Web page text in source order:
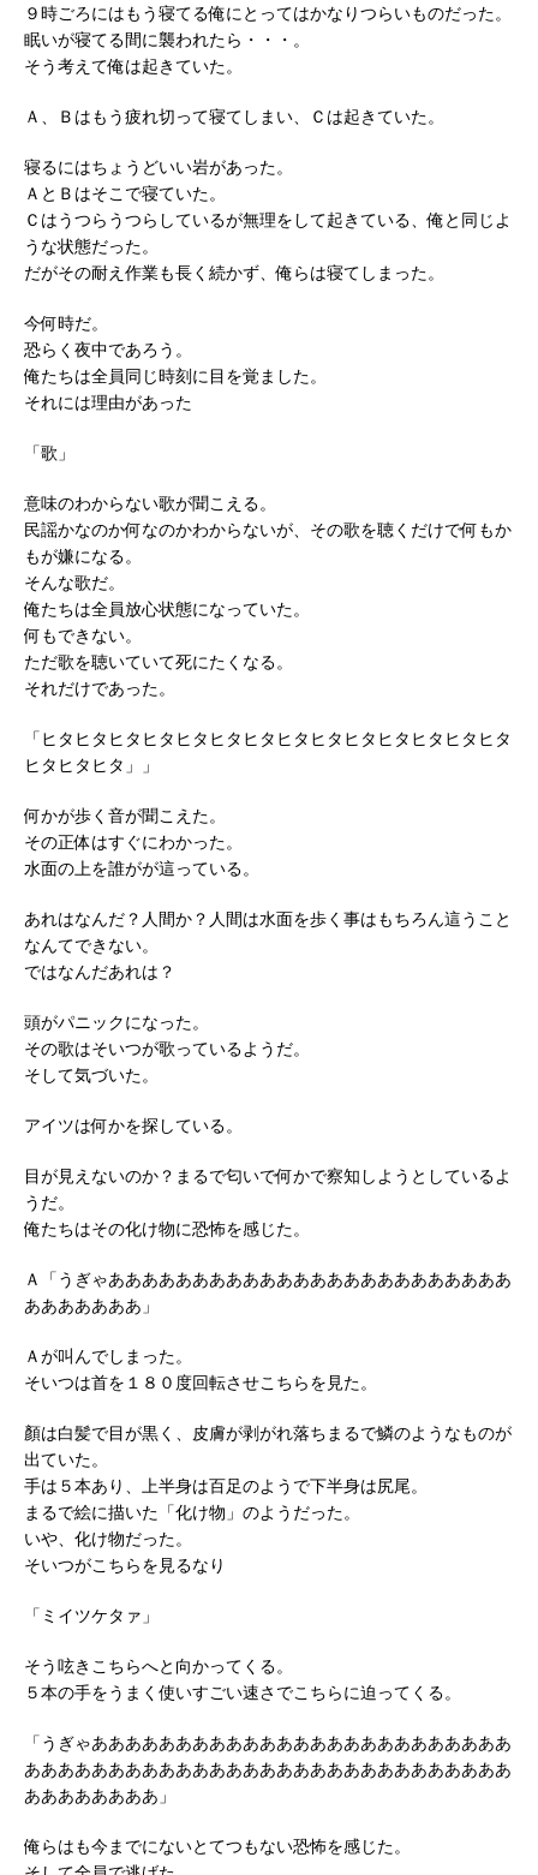
９時ごろにはもう寝てる俺にとってはかなりつらいものだった。
眠いが寝てる間に襲われたら・・・。
そう考えて俺は起きていた。
Ａ、Ｂはもう疲れ切って寝てしまい、Ｃは起きていた。
寝るにはちょうどいい岩があった。
ＡとＢはそこで寝ていた。
Ｃはうつらうつらしているが無理をして起きている、俺と同じよ
うな状態だった。
だがその耐え作業も長く続かず、俺らは寝てしまった。
今何時だ。
恐らく夜中であろう。
俺たちは全員同じ時刻に目を覚ました。
それには理由があった
「歌」
意味のわからない歌が聞こえる。
民謡かなのか何なのかわからないが、その歌を聴くだけで何もか
もが嫌になる。
そんな歌だ。
俺たちは全員放心状態になっていた。
何もできない。
ただ歌を聴いていて死にたくなる。
それだけであった。
「ヒタヒタヒタヒタヒタヒタヒタヒタヒタヒタヒタヒタヒタヒタ
ヒタヒタヒタ」」
何かが歩く音が聞こえた。
その正体はすぐにわかった。
水面の上を誰がが這っている。
あれはなんだ？人間か？人間は水面を歩く事はもちろん這うこと
なんてできない。
ではなんだあれは？
頭がパニックになった。
その歌はそいつが歌っているようだ。
そして気づいた。
アイツは何かを探している。
目が見えないのか？まるで匂いで何かで察知しようとしているよ
うだ。
俺たちはその化け物に恐怖を感じた。
Ａ「うぎゃああああああああああああああああああああああああ
あああああああ」
Ａが叫んでしまった。
そいつは首を１８０度回転させこちらを見た。
顏は白髪で目が黒く、皮膚が剥がれ落ちまるで鱗のようなものが
出ていた。
手は５本あり、上半身は百足のようで下半身は尻尾。
まるで絵に描いた「化け物」のようだった。
いや、化け物だった。
そいつがこちらを見るなり
「ミイツケタァ」
そう呟きこちらへと向かってくる。
５本の手をうまく使いすごい速さでこちらに迫ってくる。
「うぎゃあああああああああああああああああああああああああ
あああああああああああああああああああああああああああああ
ああああああああ」
俺らはも今までにないとてつもない恐怖を感じた。